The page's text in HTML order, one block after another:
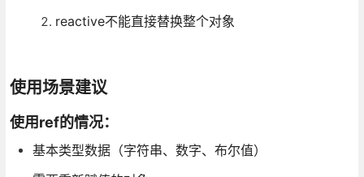
reactive不能直接替换整个对象
使用场景建议
使用ref的情况：
基本类型数据（字符串、数字、布尔值）